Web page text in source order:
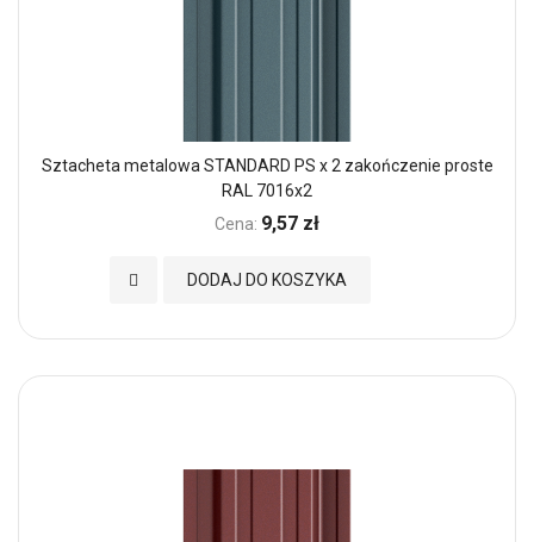
Sztacheta metalowa STANDARD PS x 2 zakończenie proste
RAL 7016x2
Cena: 9,57 zł
DODAJ DO KOSZYKA
Dodaj do Ulubionych